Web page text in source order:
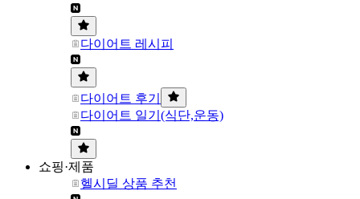
다이어트 레시피
다이어트 후기
다이어트 일기(식단,운동)
쇼핑·제품
헬시딜 상품 추천